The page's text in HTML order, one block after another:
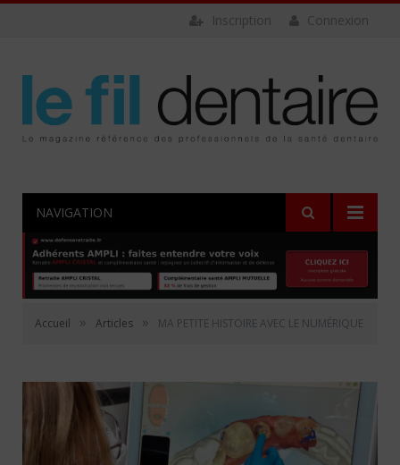
Connexion
Inscription
NAVIGATION
Accueil » Articles » MA PETITE HISTOIRE AVEC LE NUMÉRIQUE